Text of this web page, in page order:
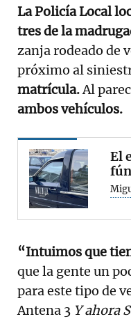
La Policía Local
tres de la
zanja rodeado de
próximo al
matrícula.Al
ambos vehículos.
El
“Intuimos que
que la gente un
para este tipo de
Antena 3 Y ahora